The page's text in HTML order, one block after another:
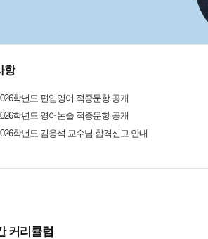
기 때문에 기출 분석이 매우 중요하다고 생각하는
인하대를 준비하는 수험생이라면 반드시 한 번
은 분들, 인하대의 출제 포인트를 빠르게 파악하
에게 적극 추천드립니다. 남은 기간 강의 내용을
습하며 실전에서 좋은 결과를 얻을 수 있도록 끝
까지 최선을 다하겠습니다. galaxy
항
학년도 편입영어 적중문항 공개
학년도 영어논술 적중문항 공개
학년도 김응석 교수님 합격신고 안내
커리큘럼